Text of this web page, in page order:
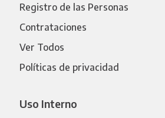
Registro de las Personas
Contrataciones
Ver Todos
Políticas de privacidad
Uso Interno